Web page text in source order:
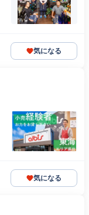
気になる
気になる